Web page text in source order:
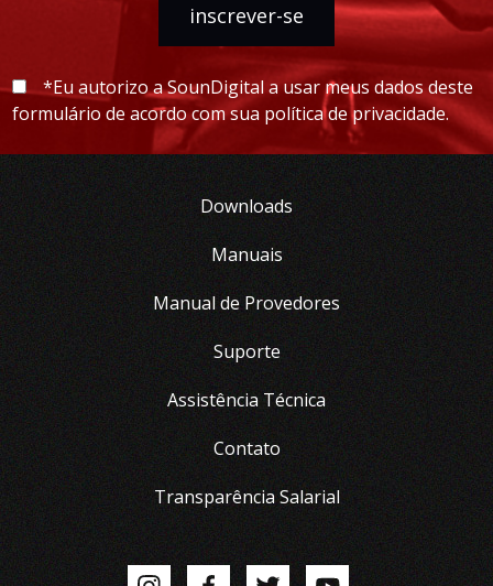
inscrever-se
*Eu autorizo a SounDigital a usar meus dados deste
formulário de acordo com sua política de privacidade.
Downloads
Manuais
Manual de Provedores
Suporte
Assistência Técnica
Contato
Transparência Salarial